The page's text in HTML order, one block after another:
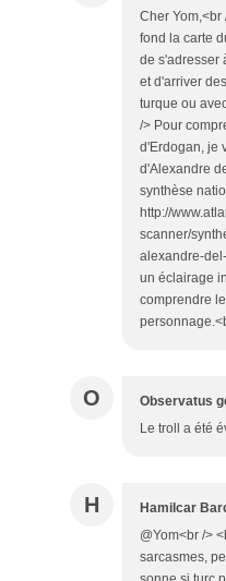
Cher
fond la carte
de s'adresser
et d'arriver
turque ou
/> Pour
d'Erdogan, je
d'Alexandre
synthèse
http://
scanner/
alexandre-
un éclairage
comprendre
O Observatus
Le troll a été
H Hamilcar
@Yom<br />
sarcasmes,